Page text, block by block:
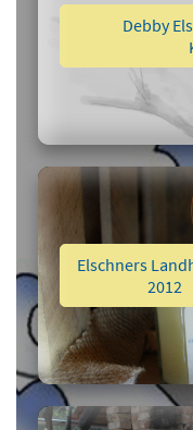
Debby
Elschners
2012